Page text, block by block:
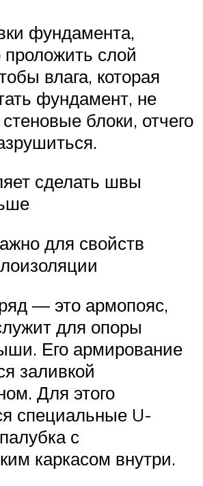
фундамента,
слой
влага, которая
фундамент, не
блоки, отчего
сделать швы
для свойств
— это армопояс,
для опоры
Его армирование
заливкой
Для этого
специальные U-
с
каркасом внутри.